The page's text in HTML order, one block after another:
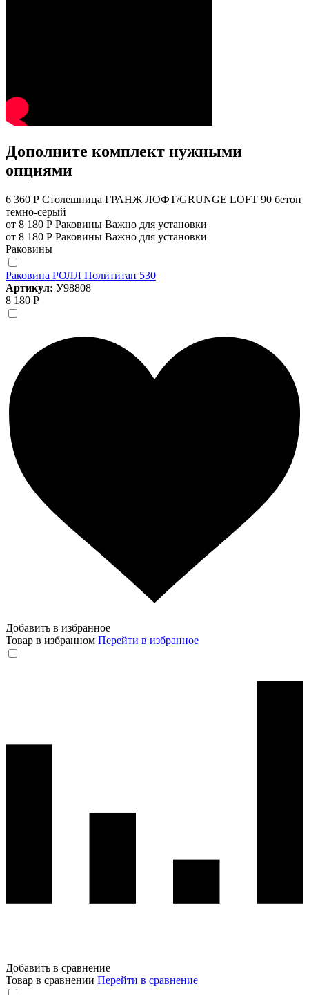
Дополните комплект нужными
опциями
6 360 Р Столешница ГРАНЖ ЛОФТ/GRUNGE LOFT 90 бетон
темно-серый
от 8 180 Р Раковины Важно для установки
от 8 180 Р Раковины Важно для установки
Раковины
Раковина РОЛЛ Полититан 530
Артикул: У98808
8 180 Р
Добавить в избранное
Товар в избранном Перейти в избранное
Добавить в сравнение
Товар в сравнении Перейти в сравнение